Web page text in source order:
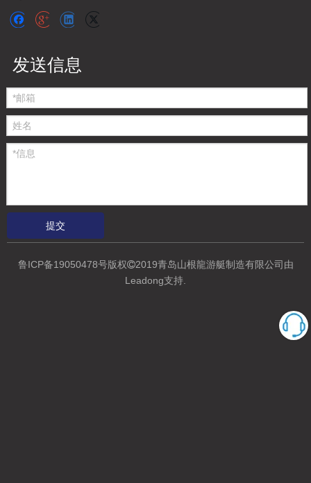
铝制浮桥及房屋及工作船
36英尺铝制房屋浮桥船
数量：
发送信息
提交
鲁ICP备19050478号版权2019青岛山根龍游艇制造有限公司 由
Leadong支持.